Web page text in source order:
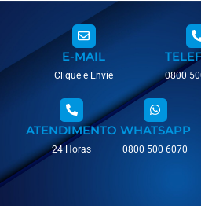
E-MAIL
Clique e Envie 0800
ATENDIMENTO
24 Horas
WHATSAPP
0800 500 6070